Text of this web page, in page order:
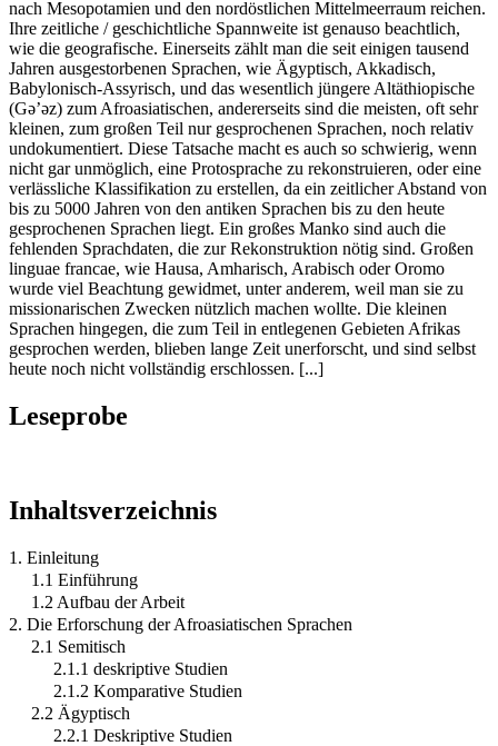
nach Mesopotamien und den nordöstlichen Mittelmeerraum reichen.
Ihre zeitliche / geschichtliche Spannweite ist genauso beachtlich,
wie die geografische. Einerseits zählt man die seit einigen tausend
Jahren ausgestorbenen Sprachen, wie Ägyptisch, Akkadisch,
Babylonisch-Assyrisch, und das wesentlich jüngere Altäthiopische
(Gə’əz) zum Afroasiatischen, andererseits sind die meisten, oft sehr
kleinen, zum großen Teil nur gesprochenen Sprachen, noch relativ
undokumentiert. Diese Tatsache macht es auch so schwierig, wenn
nicht gar unmöglich, eine Protosprache zu rekonstruieren, oder eine
verlässliche Klassifikation zu erstellen, da ein zeitlicher Abstand von
bis zu 5000 Jahren von den antiken Sprachen bis zu den heute
gesprochenen Sprachen liegt. Ein großes Manko sind auch die
fehlenden Sprachdaten, die zur Rekonstruktion nötig sind. Großen
linguae francae, wie Hausa, Amharisch, Arabisch oder Oromo
wurde viel Beachtung gewidmet, unter anderem, weil man sie zu
missionarischen Zwecken nützlich machen wollte. Die kleinen
Sprachen hingegen, die zum Teil in entlegenen Gebieten Afrikas
gesprochen werden, blieben lange Zeit unerforscht, und sind selbst
heute noch nicht vollständig erschlossen. [...]
Leseprobe
Inhaltsverzeichnis
1. Einleitung
1.1 Einführung
1.2 Aufbau der Arbeit
2. Die Erforschung der Afroasiatischen Sprachen
2.1 Semitisch
2.1.1 deskriptive Studien
2.1.2 Komparative Studien
2.2 Ägyptisch
2.2.1 Deskriptive Studien